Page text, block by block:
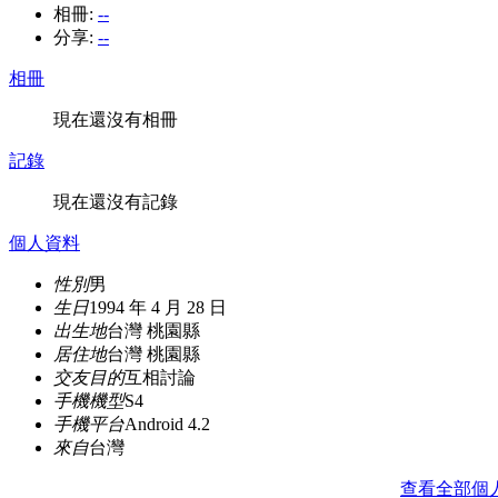
相冊: --
分享: --
相冊
現在還沒有相冊
記錄
現在還沒有記錄
個人資料
性別男
生日1994 年 4 月 28 日
出生地台灣 桃園縣
居住地台灣 桃園縣
交友目的互相討論
手機機型S4
手機平台Android 4.2
來自台灣
查看全部個